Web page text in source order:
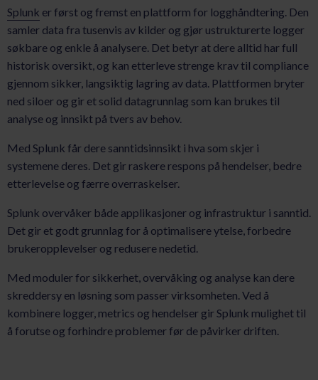
Splunk er først og fremst en plattform for logghåndtering. Den
samler data fra tusenvis av kilder og gjør ustrukturerte logger
søkbare og enkle å analysere. Det betyr at dere alltid har full
historisk oversikt, og kan etterleve strenge krav til compliance
gjennom sikker, langsiktig lagring av data. Plattformen bryter
ned siloer og gir et solid datagrunnlag som kan brukes til
analyse og innsikt på tvers av behov.
Med Splunk får dere sanntidsinnsikt i hva som skjer i
systemene deres. Det gir raskere respons på hendelser, bedre
etterlevelse og færre overraskelser.
Splunk overvåker både applikasjoner og infrastruktur i sanntid.
Det gir et godt grunnlag for å optimalisere ytelse, forbedre
brukeropplevelser og redusere nedetid.
Med moduler for sikkerhet, overvåking og analyse kan dere
skreddersy en løsning som passer virksomheten. Ved å
kombinere logger, metrics og hendelser gir Splunk mulighet til
å forutse og forhindre problemer før de påvirker driften.